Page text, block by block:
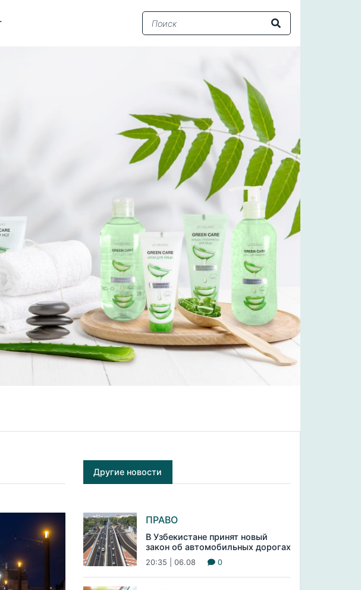
Другие новости
ПРАВО
В Узбекистане принят новый
закон об автомобильных дорогах
20:35 | 06.08 0